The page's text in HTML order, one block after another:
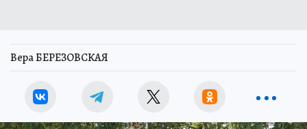
Вера БЕРЕЗОВСКАЯ